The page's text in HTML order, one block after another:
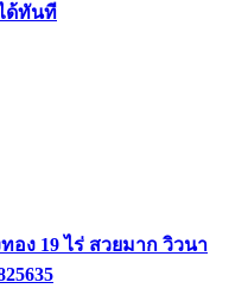
ด้ทันที
ง 19 ไร่ สวยมาก วิวนา